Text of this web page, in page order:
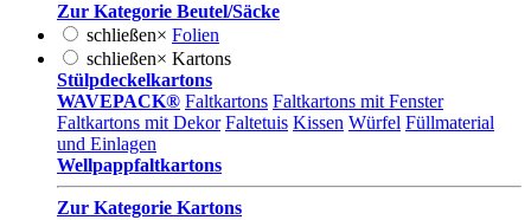
Zur Kategorie Beutel/Säcke
schließen× Folien
schließen× Kartons
Stülpdeckelkartons
WAVEPACK® Faltkartons Faltkartons mit Fenster
Faltkartons mit Dekor Faltetuis Kissen Würfel Füllmaterial
und Einlagen
Wellpappfaltkartons
Zur Kategorie Kartons